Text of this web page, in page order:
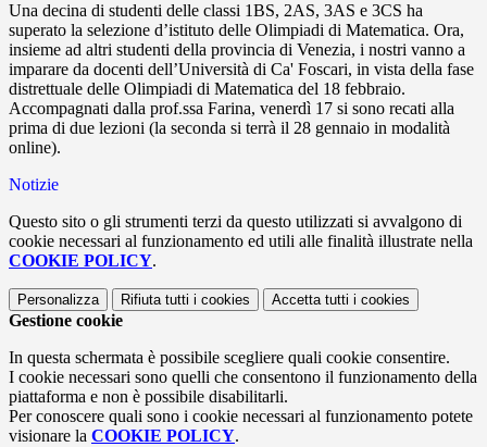
Una decina di studenti delle classi 1BS, 2AS, 3AS e 3CS ha
superato la selezione d’istituto delle Olimpiadi di Matematica. Ora,
insieme ad altri studenti della provincia di Venezia, i nostri vanno a
imparare da docenti dell’Università di Ca' Foscari, in vista della fase
distrettuale delle Olimpiadi di Matematica del 18 febbraio.
Accompagnati dalla prof.ssa Farina, venerdì 17 si sono recati alla
prima di due lezioni (la seconda si terrà il 28 gennaio in modalità
online).
Notizie
Questo sito o gli strumenti terzi da questo utilizzati si avvalgono di
cookie necessari al funzionamento ed utili alle finalità illustrate nella
COOKIE POLICY.
Personalizza Rifiuta tutti i cookies Accetta tutti i cookies
Gestione cookie
In questa schermata è possibile scegliere quali cookie consentire.
I cookie necessari sono quelli che consentono il funzionamento della
piattaforma e non è possibile disabilitarli.
Per conoscere quali sono i cookie necessari al funzionamento potete
visionare la COOKIE POLICY.